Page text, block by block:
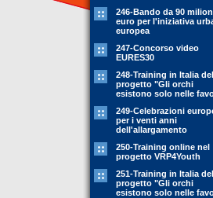
246-Bando da 90
euro per l'iniziativa
europea
247-Concorso video
EURES30
248-Training in Italia del
progetto "Gli orchi
esistono solo nelle
249-Celebrazioni
per i venti anni
dell'allargamento
250-Training online nel
progetto VRP4Youth
251-Training in Italia del
progetto "Gli orchi
esistono solo nelle